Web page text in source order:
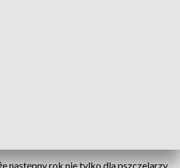
następny rok nie tylko dla pszczelarzy